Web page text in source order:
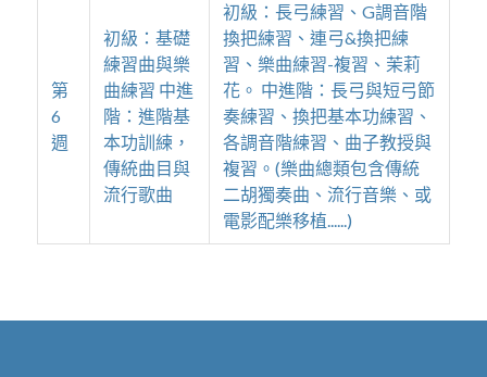
第
6
週
初級：基礎
練習曲與樂
曲練習 中進
階：進階基
本功訓練，
傳統曲目與
流行歌曲
初級：長弓練習、G調音階
換把練習、連弓&換把練
習、樂曲練習-複習、茉莉
花。 中進階：長弓與短弓節
奏練習、換把基本功練習、
各調音階練習、曲子教授與
複習。(樂曲總類包含傳統
二胡獨奏曲、流行音樂、或
電影配樂移植......)